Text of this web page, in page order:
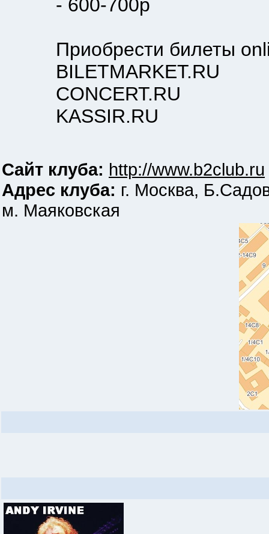
- 600-700р
Приобрести билеты
BILETMARKET.RU
CONCERT.RU
KASSIR.RU
Сайт клуба: http://www.b2club.ru
Адрес клуба: г. Москва,
м. Маяковская